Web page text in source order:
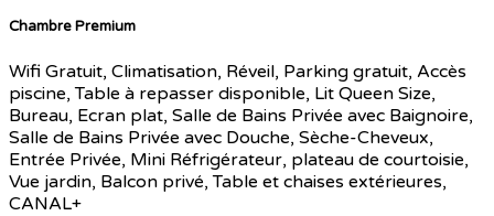
Chambre Premium
Wifi Gratuit, Climatisation, Réveil, Parking gratuit, Accès
piscine, Table à repasser disponible, Lit Queen Size,
Bureau, Ecran plat, Salle de Bains Privée avec Baignoire,
Salle de Bains Privée avec Douche, Sèche-Cheveux,
Entrée Privée, Mini Réfrigérateur, plateau de courtoisie,
Vue jardin, Balcon privé, Table et chaises extérieures,
CANAL+